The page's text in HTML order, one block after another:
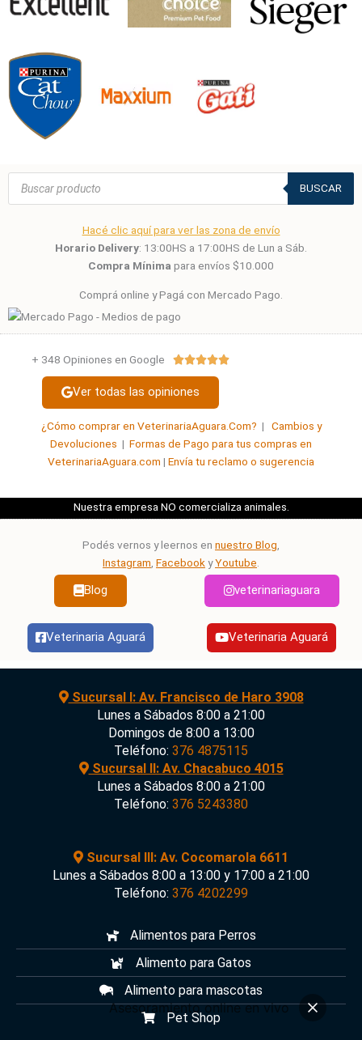
Búsqueda
productos
BUSCAR
Hacé clic aquí para ver las zona de envío
Horario Delivery: 13:00HS a 17:00HS de Lun a Sáb.
Compra Mínima para envíos $10.000
Comprá online y Pagá con Mercado Pago.
+ 348 Opiniones en Google Valorado
5
Ver todas las opiniones
¿Cómo comprar en VeterinariaAguara.Com? | Cambios y
Devoluciones | Formas de Pago para tus compras en
VeterinariaAguara.com | Envía tu reclamo o sugerencia
Nuestra empresa NO comercializa animales.
Podés vernos y leernos en nuestro Blog
Instagram FacebookyYoutube
Blog veterinariaguara
Veterinaria Aguará Veterinaria Aguará
Sucursal I: Av. Francisco de Haro 3908
Lunes a Sábados 8:00 a 21:00
Domingos de 8:00 a 13:00
Teléfono: 376 4875115
Sucursal II: Av. Chacabuco 4015
Lunes a Sábados 8:00 a 21:00
Teléfono: 376 5243380
Sucursal III: Av. Cocomarola 6611
Lunes a Sábados 8:00 a 13:00 y 17:00 a 21:00
Teléfono: 376 4202299
Alimentos para Perros
Alimento para Gatos
Alimento para mascotas
Pet Shop
Asesoramiento online en vivo